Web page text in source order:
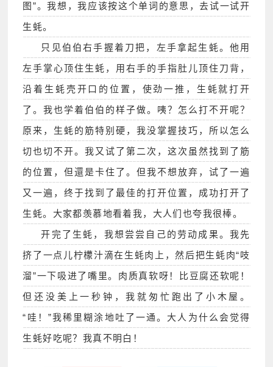
图”。我想，我应该按这个单词的意思，去试一试开
生蚝。
只见伯伯右手握着刀把，左手拿起生蚝。他用
左手掌心顶住生蚝，用右手的手指肚儿顶住刀背，
沿着生蚝壳开口的位置，使劲一推，生蚝就打开
了。我也学着伯伯的样子做。咦？怎么打不开呢？
原来，生蚝的筋特别硬，我没掌握技巧，所以怎么
切也切不开。我又试了第二次，这次虽然找到了筋
的位置，但還是卡住了。但我不想放弃，试了一遍
又一遍，终于找到了最佳的打开位置，成功打开了
生蚝。大家都羡慕地看着我，大人们也夸我很棒。
开完了生蚝，我想尝尝自己的劳动成果。我先
挤了一点儿柠檬汁滴在生蚝肉上，然后把生蚝肉“吱
溜”一下吸进了嘴里。肉质真软呀！比豆腐还软呢！
但还没美上一秒钟，我就匆忙跑出了小木屋。
“哇！”我稀里糊涂地吐了一通。大人为什么会觉得
生蚝好吃呢？我真不明白！